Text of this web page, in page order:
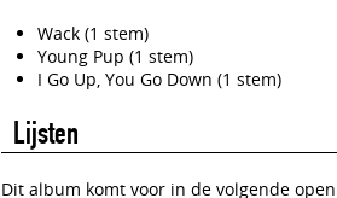
Wack (1 stem)
Young Pup (1 stem)
I Go Up, You Go Down (1 stem)
Lijsten
Dit album komt voor in de volgende